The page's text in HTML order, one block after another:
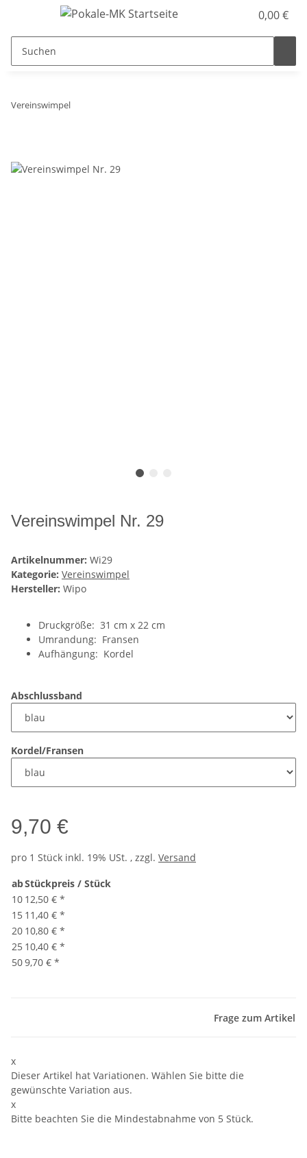
0,00 €
Vereinswimpel
Vereinswimpel Nr. 29
Artikelnummer: Wi29
Kategorie: Vereinswimpel
Hersteller: Wipo
Druckgröße: 31 cm x 22 cm
Umrandung: Fransen
Aufhängung: Kordel
Abschlussband
Kordel/Fransen
9,70 €
pro 1 Stück inkl. 19% USt. , zzgl. Versand
abStückpreis / Stück
10 12,50 € *
15 11,40 € *
20 10,80 € *
25 10,40 € *
509,70 € *
Frage zum Artikel
x
Dieser Artikel hat Variationen. Wählen Sie bitte die
gewünschte Variation aus.
x
Bitte beachten Sie die Mindestabnahme von 5 Stück.